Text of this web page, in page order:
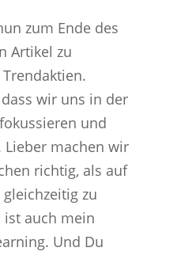
zum Ende des
Artikel zu
wir uns in der
und
Lieber machen wir
richtig, als auf
zu
ist auch mein
Und Du